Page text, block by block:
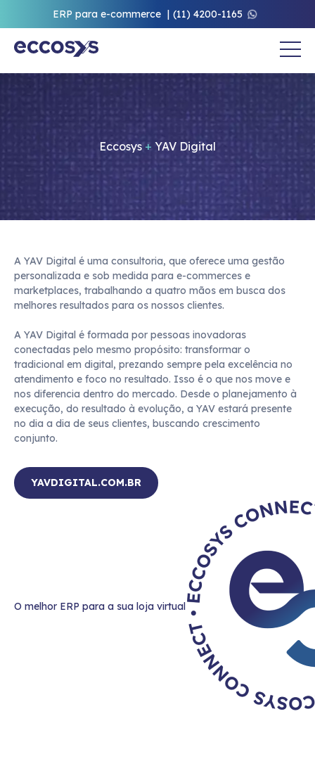
ERP para e-commerce (11) 4200-1165
Eccosys + YAV Digital
A YAV Digital é uma consultoria, que oferece uma gestão
personalizada e sob medida para e-commerces e
marketplaces, trabalhando a quatro mãos em busca dos
melhores resultados para os nossos clientes.
A YAV Digital é formada por pessoas inovadoras
conectadas pelo mesmo propósito: transformar o
tradicional em digital, prezando sempre pela excelência no
atendimento e foco no resultado. Isso é o que nos move e
nos diferencia dentro do mercado. Desde o planejamento à
execução, do resultado à evolução, a YAV estará presente
no dia a dia de seus clientes, buscando crescimento
YAVDIGITAL.COM.BR
O melhor ERP para a sua loja virtual